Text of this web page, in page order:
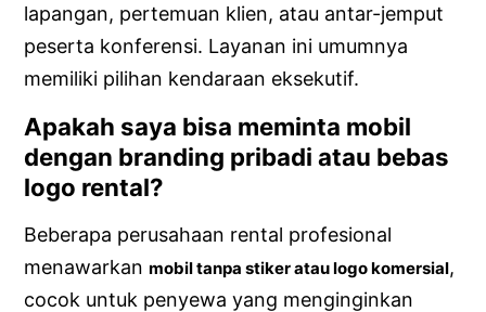
lapangan, pertemuan klien, atau antar-jemput
peserta konferensi. Layanan ini umumnya
memiliki pilihan kendaraan eksekutif.
Apakah saya bisa meminta mobil
dengan branding pribadi atau bebas
logo rental?
Beberapa perusahaan rental profesional
menawarkanmobil tanpa stiker atau logo komersial,
cocok untuk penyewa yang menginginkan